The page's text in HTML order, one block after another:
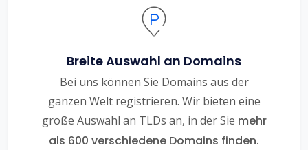
Breite Auswahl an Domains
Bei uns können Sie Domains aus der
ganzen Welt registrieren. Wir bieten eine
große Auswahl an TLDs an, in der Sie mehr
als 600 verschiedene Domains finden.